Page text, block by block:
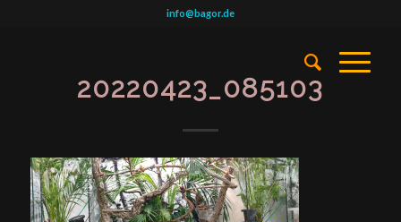
info@bagor.de
20220423_085103